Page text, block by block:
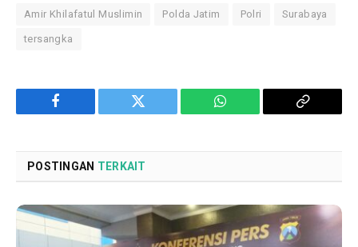
Amir Khilafatul Muslimin Polda Jatim Polri Surabaya
tersangka
Facebook Twitter WhatsApp
Copy
POSTINGAN TERKAIT